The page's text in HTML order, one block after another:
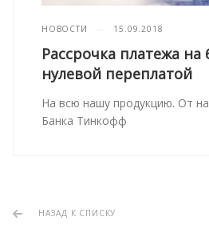
НОВОСТИ 15.09.2018
Рассрочка платежа на
нулевой переплатой
На всю нашу продукцию. От
Банка Тинкофф
НАЗАД К СПИСКУ